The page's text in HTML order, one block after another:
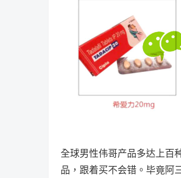
全球男性伟哥产品多达上百
品，跟着买不会错。毕竟阿